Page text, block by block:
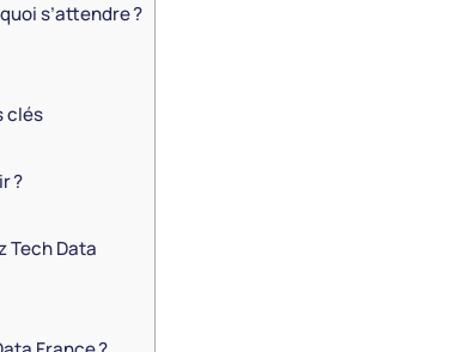
s’attendre ?
clés
?
Tech Data